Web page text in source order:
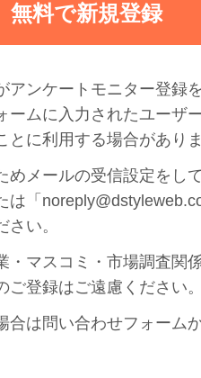
無料で新規登録
アンケートモニター登録
ームに入力されたユーザ
とに利用する場合があり
めメールの受信設定をし
は「
い。
・マスコミ・市場調査関
ご登録はご遠慮ください
合は問い合わせフォーム